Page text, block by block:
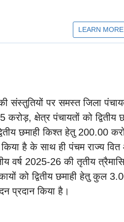
संस्तुतियों पर समस्त जिला
क्षेत्र पंचायतों को द्वितीय
छमाही किश्त हेतु 200.00
है के साथ ही पंचम राज्य
वर्ष 2025-26 की तृतीय
को द्वितीय छमाही हेतु कुल
प्रदान किया है।